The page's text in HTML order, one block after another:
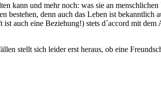
kann und mehr noch: was sie an
bestehen, denn auch das Leben ist
auch eine Beziehung!) stets d´accord mit
stellt sich leider erst heraus, ob eine